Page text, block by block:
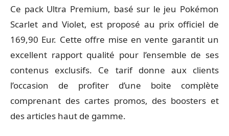
Ce pack Ultra Premium, basé sur le jeu Pokémon
Scarlet and Violet, est proposé au prix officiel de
169,90 Eur. Cette offre mise en vente garantit un
excellent rapport qualité pour l’ensemble de ses
contenus exclusifs. Ce tarif donne aux clients
l’occasion de profiter d’une boite complète
comprenant des cartes promos, des boosters et
des articles haut de gamme.